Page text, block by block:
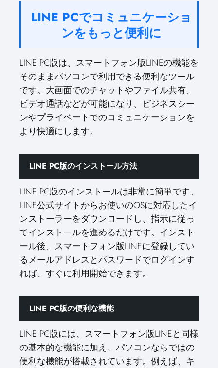
LINE PCでコミュニケーショ
ンをもっと便利に
LINE PC版は、スマートフォン版LINEの機能を
そのままパソコンで利用できる便利なツール
です。大画面でのチャットやファイル共有、
ビデオ通話などが可能になり、ビジネスシー
ンやプライベートでのコミュニケーションを
より快適にします。
LINE PC版のインストール方法
LINE PC版のインストールは非常に簡単です。
LINE公式サイトからお使いのOSに対応したイ
ンストーラーをダウンロードし、指示に従っ
てインストールを進めるだけです。インスト
ール後、スマートフォン版LINEに登録してい
るメールアドレスとパスワードでログインす
れば、すぐに利用開始できます。
LINE PC版の便利な機能
LINE PC版には、スマートフォン版LINEと同様
の基本的な機能に加え、パソコンならではの
便利な機能が搭載されています。例えば、キ